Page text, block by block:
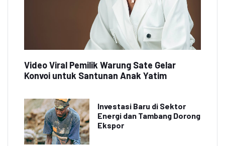
Video Viral Pemilik Warung Sate Gelar
Konvoi untuk Santunan Anak Yatim
Investasi Baru di Sektor
Energi dan Tambang Dorong
Ekspor